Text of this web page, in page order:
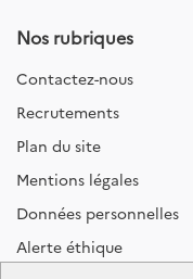
Nos rubriques
Contactez-nous
Recrutements
Plan du site
Mentions légales
Données personnelles
Alerte éthique